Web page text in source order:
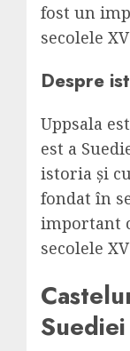
fost un
secolele
Despre
Uppsala
est a
istoria și
fondat în
important
secolele
Suediei